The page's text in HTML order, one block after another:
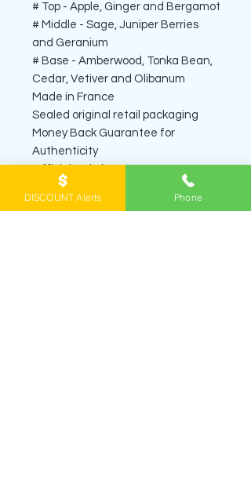
# Top - Apple, Ginger and Bergamot
# Middle - Sage, Juniper Berries
and Geranium
# Base - Amberwood, Tonka Bean,
Cedar, Vetiver and Olibanum
Made in France
Sealed original retail packaging
Money Back Guarantee for
Authenticity
https://www.yangonbrandedperfu
me.com/product-page/ysl-y-eau-
DISCOUNT Alerts Phone